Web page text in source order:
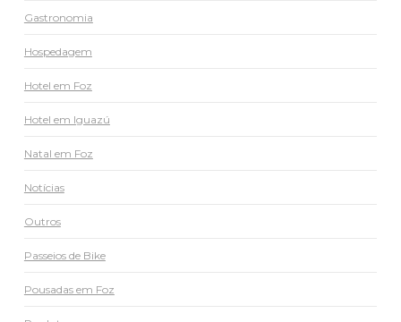
Gastronomia
Hospedagem
Hotel em Foz
Hotel em Iguazú
Natal em Foz
Notícias
Outros
Passeios de Bike
Pousadas em Foz